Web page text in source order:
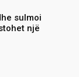
sulmoi
një